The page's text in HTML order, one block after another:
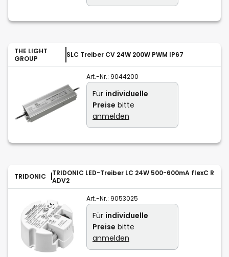
THE LIGHT
GROUP
SLC Treiber CV 24W 200W PWM IP67
Art.-Nr.: 9044200
Für individuelle
Preise bitte
anmelden
TRIDONIC
TRIDONIC LED-Treiber LC 24W 500-600mA flexC R
ADV2
Art.-Nr.: 9053025
Für individuelle
Preise bitte
anmelden